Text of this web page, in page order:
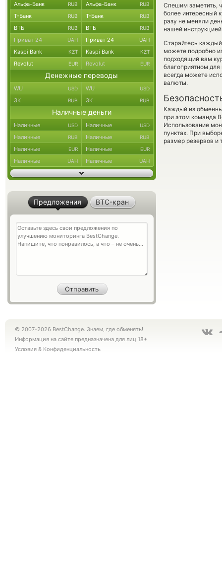
Спешим заметить,
более интересный
разу не меняли
нашей инструкцией
Старайтесь
можете подробно
подходящий вам
благоприятном
всегда можете
валюты.
Каждый из
при этом команда
Использование
пунктах. При
размер резервов и
Альфа-Банк RUB Альфа-Банк RUB
Т-Банк RUB Т-Банк RUB
ВТБ RUB ВТБ RUB
Приват 24 UAH Приват 24 UAH
Kaspi Bank KZT Kaspi Bank KZT
Revolut EUR Revolut EUR
Денежные переводы
WU USD WU USD
ЗК RUB ЗК RUB
Наличные деньги
Наличные USD Наличные USD
Наличные RUB Наличные RUB
Наличные EUR Наличные EUR
Наличные UAH Наличные UAH
Предложения BTC-кран
© 2007-2026 BestChange. Знаем, где обменять!
Информация на сайте предназначена для лиц 18+
Условия & Конфиденциальность